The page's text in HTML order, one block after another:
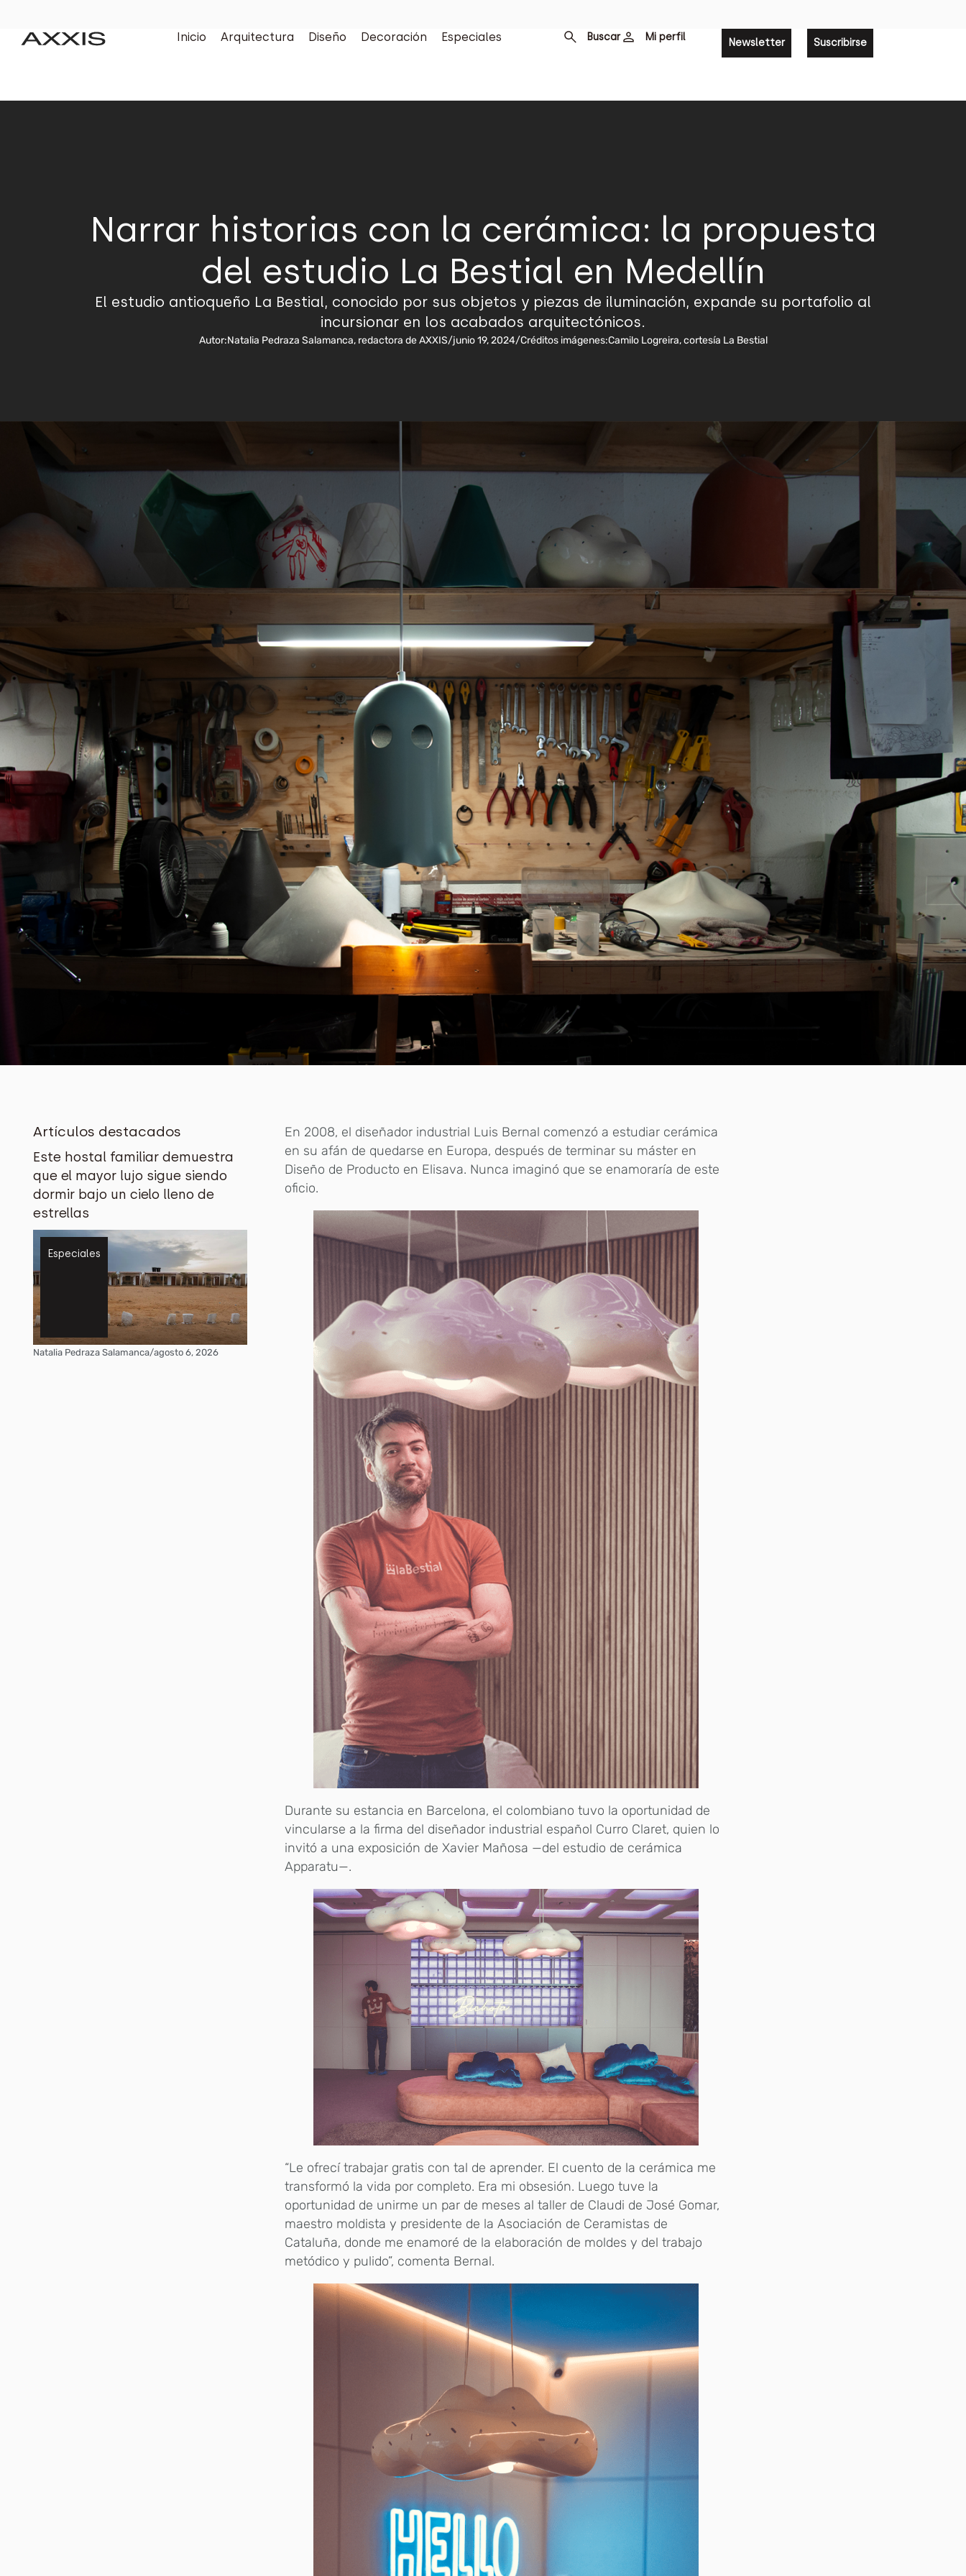
Inicio Arquitectura Diseño Decoración Especiales Buscar Mi perfil Newsletter Suscribirse
Narrar historias con la cerámica: la propuesta
del estudio La Bestial en Medellín
El estudio antioqueño La Bestial, conocido por sus objetos y piezas de iluminación, expande su portafolio al
incursionar en los acabados arquitectónicos.
Autor:Natalia Pedraza Salamanca, redactora de AXXIS/junio 19, 2024/Créditos imágenes:Camilo Logreira, cortesía La Bestial
Artículos destacados
Este hostal familiar demuestra
que el mayor lujo sigue siendo
dormir bajo un cielo lleno de
estrellas
Especiales
Natalia Pedraza Salamanca/agosto 6, 2026
En 2008, el diseñador industrial Luis Bernal comenzó a estudiar cerámica
en su afán de quedarse en Europa, después de terminar su máster en
Diseño de Producto en Elisava. Nunca imaginó que se enamoraría de este
oficio.
Durante su estancia en Barcelona, el colombiano tuvo la oportunidad de
vincularse a la firma del diseñador industrial español Curro Claret, quien lo
invitó a una exposición de Xavier Mañosa —del estudio de cerámica
Apparatu—.
“Le ofrecí trabajar gratis con tal de aprender. El cuento de la cerámica me
transformó la vida por completo. Era mi obsesión. Luego tuve la
oportunidad de unirme un par de meses al taller de Claudi de José Gomar,
maestro moldista y presidente de la Asociación de Ceramistas de
Cataluña, donde me enamoré de la elaboración de moldes y del trabajo
metódico y pulido”, comenta Bernal.